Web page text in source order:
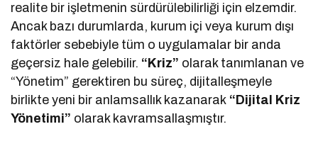
realite bir işletmenin sürdürülebilirliği için elzemdir.
Ancak bazı durumlarda, kurum içi veya kurum dışı
faktörler sebebiyle tüm o uygulamalar bir anda
geçersiz hale gelebilir. “Kriz” olarak tanımlanan ve
“Yönetim” gerektiren bu süreç, dijitalleşmeyle
birlikte yeni bir anlamsallık kazanarak “Dijital Kriz
Yönetimi” olarak kavramsallaşmıştır.